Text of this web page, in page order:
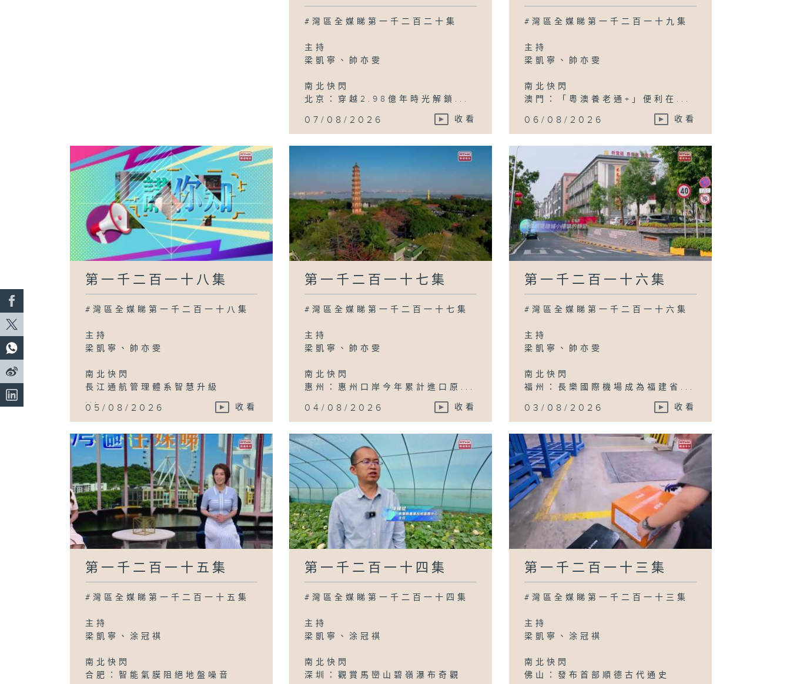
#灣區全媒睇第一千二百二十集
主持
梁凱寧、帥亦雯
南北快閃
北京：穿越2.98億年時光解鎖...
07/08/2026 收看
#灣區全媒睇第一千二百一十九集
主持
梁凱寧、帥亦雯
南北快閃
澳門：「粵澳養老通+」便利在...
06/08/2026 收看
第一千二百一十八集
#灣區全媒睇第一千二百一十八集
主持
梁凱寧、帥亦雯
南北快閃
長江通航管理體系智慧升級
...
05/08/2026 收看
第一千二百一十七集
#灣區全媒睇第一千二百一十七集
主持
梁凱寧、帥亦雯
南北快閃
惠州：惠州口岸今年累計進口原...
04/08/2026 收看
第一千二百一十六集
#灣區全媒睇第一千二百一十六集
主持
梁凱寧、帥亦雯
南北快閃
福州：長樂國際機場成為福建省...
03/08/2026 收看
第一千二百一十五集
#灣區全媒睇第一千二百一十五集
主持
梁凱寧、涂冠祺
南北快閃
合肥：智能氣膜阻絕地盤噪音
第一千二百一十四集
#灣區全媒睇第一千二百一十四集
主持
梁凱寧、涂冠祺
南北快閃
深圳：觀賞馬巒山碧嶺瀑布奇觀
第一千二百一十三集
#灣區全媒睇第一千二百一十三集
主持
梁凱寧、涂冠祺
南北快閃
佛山：發布首部順德古代通史